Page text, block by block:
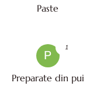
Paste
P
Preparate din pui
1